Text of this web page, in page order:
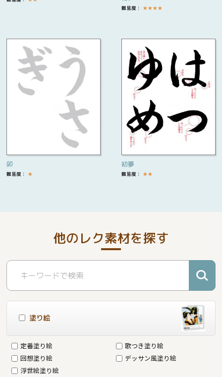
難易度： ★★★★
卯
難易度： ★
初夢
難易度： ★★
他のレク素材を探す
塗り絵
定番塗り絵
歌つき塗り絵
回想塗り絵
デッサン風塗り絵
浮世絵塗り絵